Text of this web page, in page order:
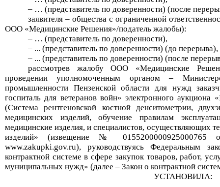
– … (представитель по доверенности) (после
заявителя –общества с ограниченной
ООО «Медицинские Решения»/податель жалобы):
– … (представитель по доверенности),
– ... (представитель по доверенности) (до перерыва),
– ... (представитель по доверенности) (после
рассмотрев жалобуООО «Медицинские
проведении уполномоченным органом –
промышленности Пензенской области для нужд
госпиталь для ветеранов войн» электронного аукциона
(Система рентгеновской костной денситометрии,
медицинских изделий, обучение правилам
медицинские изделия, и специалистов, осуществляющих
изделий» (извещение № 0155200000925000765
www.zakupki.gov.ru),руководствуясь Федеральным
контрактной системе в сфере закупок товаров, работ,
муниципальных нужд» (далее – Закон о контрактной
УСТАНОВИЛА: